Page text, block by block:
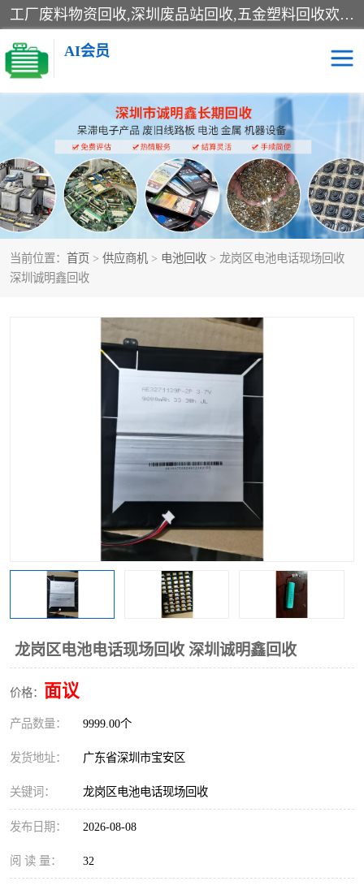
工厂废料物资回收,深圳废品站回收,五金塑料回收欢迎有金属、塑料、电子、电线、废旧设备、废铜、锡渣、线路板、镀银废料、废IC、电子零件、电子脚，等其他废旧物资的单位及个人联系洽谈。对提供息者我们可以提供优厚的业务提成（佣金）。
AI会员
当前位置： 首页 > 供应商机 > 电池回收 > 龙岗区电池电话现场回收
深圳诚明鑫回收
龙岗区电池电话现场回收 深圳诚明鑫回收
价格： 面议
产品数量： 9999.00个
发货地址： 广东省深圳市宝安区
关键词： 龙岗区电池电话现场回收
发布日期： 2026-08-08
阅 读 量： 32
线路板回收 电子回收
电子产品回收 电池回收
金属回收 机器设备回收